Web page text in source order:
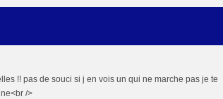
!! pas de souci si j en vois un qui ne marche pas je te
/>